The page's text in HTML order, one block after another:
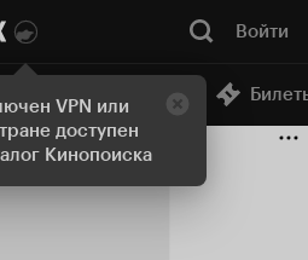
VPN или
доступен
Кинопоиска
Войти
Онлайн-кинотеатр